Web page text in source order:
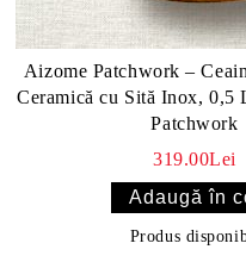
Aizome Patchwork –
Ceramică cu Sită Inox, 0,5
Patchwork
319.00Lei
Produs